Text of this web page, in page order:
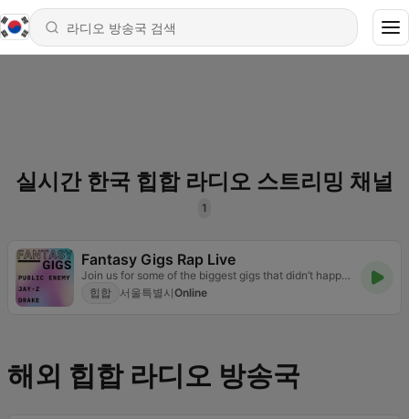
실시간 한국 힙합 라디오 스트리밍 채널
1
Fantasy Gigs Rap Live
Join us for some of the biggest gigs that didn’t happen but should have.
힙합
서울특별시Online
해외 힙합 라디오 방송국